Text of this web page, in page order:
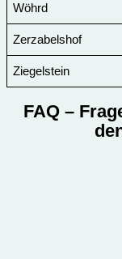
Wöhrd
Zerzabelshof
Ziegelstein
FAQ –